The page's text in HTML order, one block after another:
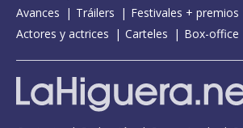
Avances
Tráilers
Festivales + premios
Actores y actrices
Carteles Box-office